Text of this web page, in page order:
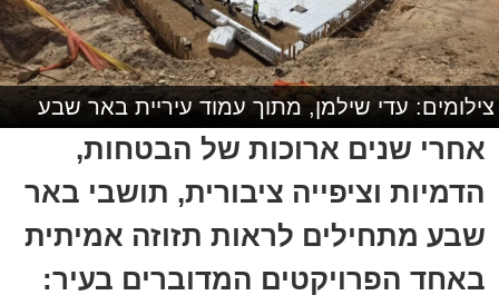
צילומים: עדי שילמן, מתוך עמוד עיריית באר שבע
אחרי שנים ארוכות של הבטחות,
הדמיות וציפייה ציבורית, תושבי באר
שבע מתחילים לראות תזוזה אמיתית
באחד הפרויקטים המדוברים בעיר: